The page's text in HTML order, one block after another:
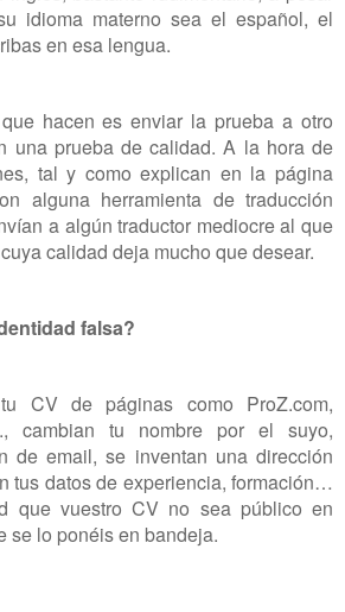
idioma materno sea el español, el
en esa lengua.
hacen es enviar la prueba a otro
una prueba de calidad. A la hora de
tal y como explican en la página
alguna herramienta de traducción
a algún traductor mediocre al que
calidad deja mucho que desear.
falsa?
CV de páginas como ProZ.com,
cambian tu nombre por el suyo,
de email, se inventan una dirección
tus datos de experiencia, formación…
que vuestro CV no sea público en
se lo ponéis en bandeja.